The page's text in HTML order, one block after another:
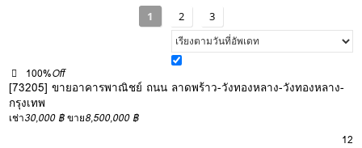
1 2 3
100%Off
[73205] ขายอาคารพาณิชย์ ถนน ลาดพร้าว-วังทองหลาง-วังทองหลาง-
กรุงเทพ
เช่า30,000 ฿ ขาย8,500,000 ฿
12